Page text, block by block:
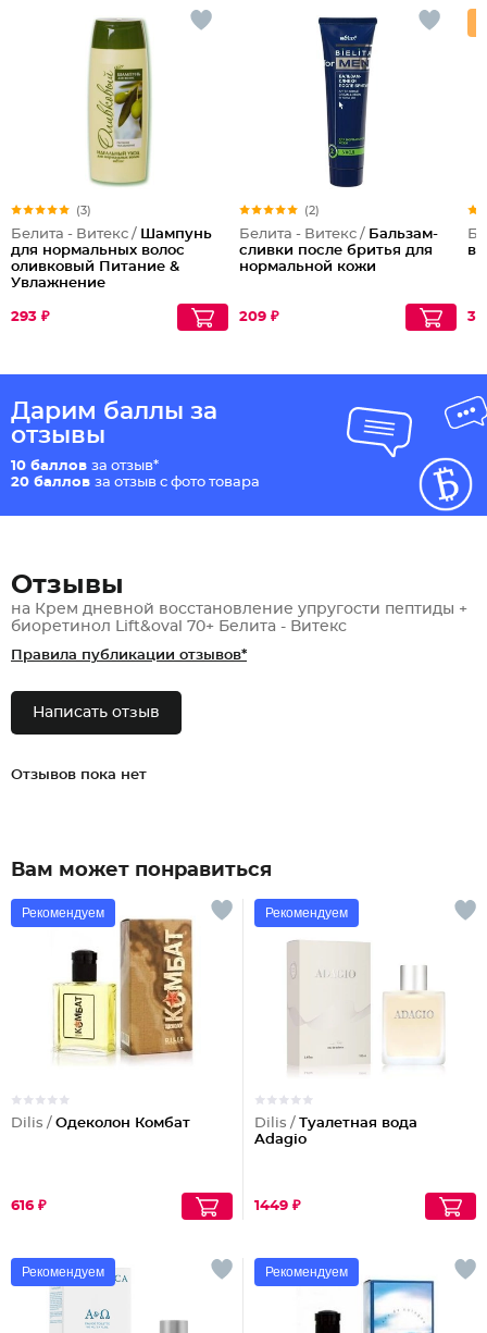
(3)
Белита - Витекс / Шампунь
для нормальных волос
оливковый Питание &
Увлажнение
293 ₽
(2)
Белита - Витекс / Бальзам-
сливки после бритья для
нормальной кожи
209 ₽
Дарим баллы за
отзывы
10 баллов за отзыв*
20 баллов за отзыв с фото товара
Отзывы
на Крем дневной восстановление упругости пептиды +
биоретинол Lift&oval 70+ Белита - Витекс
Правила публикации отзывов*
Написать отзыв
Отзывов пока нет
Вам может понравиться
Рекомендуем
Dilis / Одеколон Комбат
616 ₽
Рекомендуем
Dilis / Туалетная вода
Adagio
1449 ₽
Рекомендуем Рекомендуем